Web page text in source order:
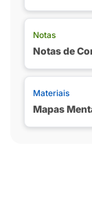
Notas
Notas de
Materiais
Mapas